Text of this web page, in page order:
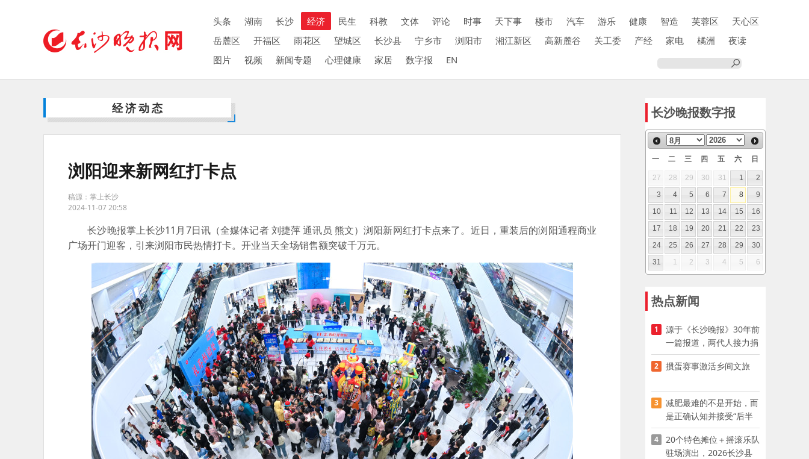
头条 湖南 长沙 经济 民生 科教 文体 评论 时事 天下事 楼市 汽车 游乐 健康 智造 芙蓉区
天心区
岳麓区
开福区 雨花区 望城区 长沙县 宁乡市 浏阳市 湘江新区 高新麓谷 关工委 产经 家电 橘洲
夜读
图片
视频 新闻专题 心理健康 家居 数字报 EN
经济动态
浏阳迎来新网红打卡点
稿源：掌上长沙
2024-11-07 20:58
长沙晚报掌上长沙11月7日讯（全媒体记者 刘捷萍 通讯员 熊文）浏阳新网红打卡点来了。近日，重装后的浏阳通程商业
广场开门迎客，引来浏阳市民热情打卡。开业当天全场销售额突破千万元。
长沙晚报数字报
一 二 三 四 五 六 日
27 28 29 30 31 1
2
3
4 5 6 7 8
9
10
11 12 13 14 15
16
17
18 19 20 21 22
23
24
25 26 27 28 29
30
31
1 2 3 4 5 6
热点新闻
1
源于《长沙晚报》30年前
一篇报道，两代人接力捐
资助学
2 掼蛋赛事激活乡间文旅
3
减肥最难的不是开始，而
是正确认知并接受“后半
程”
4
20个特色摊位＋摇滚乐队
驻场演出，2026长沙县